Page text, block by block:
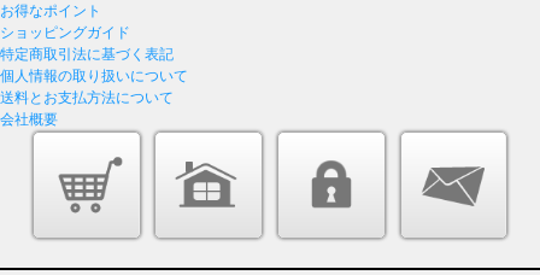
お得なポイント
ショッピングガイド
特定商取引法に基づく表記
個人情報の取り扱いについて
送料とお支払方法について
会社概要